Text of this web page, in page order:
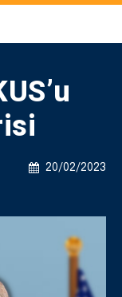
20/02/2023